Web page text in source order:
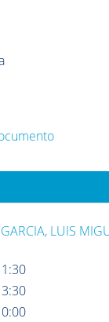
LUIS